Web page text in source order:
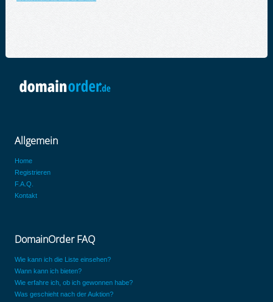
Allgemein
Home
Registrieren
F.A.Q.
Kontakt
DomainOrder FAQ
Wie kann ich die Liste einsehen?
Wann kann ich bieten?
Wie erfahre ich, ob ich gewonnen habe?
Was geschieht nach der Auktion?